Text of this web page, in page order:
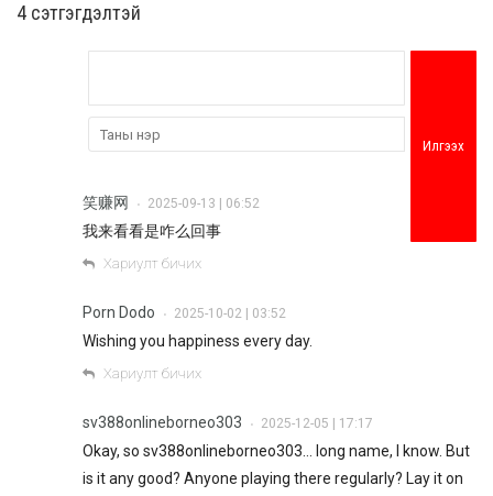
4 cэтгэгдэлтэй
Илгээх
笑赚网 • 2025-09-13 | 06:52
我来看看是咋么回事
Хариулт бичих
Porn Dodo • 2025-10-02 | 03:52
Wishing you happiness every day.
Хариулт бичих
sv388onlineborneo303 • 2025-12-05 | 17:17
Okay, so sv388onlineborneo303… long name, I know. But
is it any good? Anyone playing there regularly? Lay it on